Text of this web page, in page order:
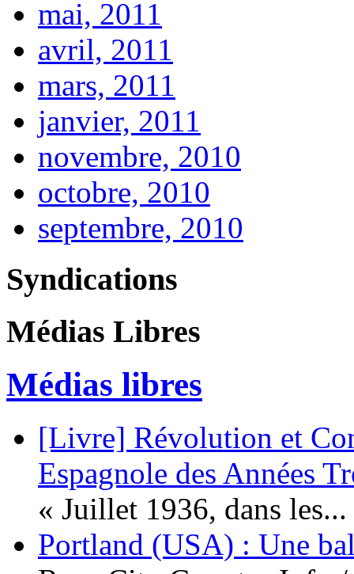
mai, 2011
avril, 2011
mars, 2011
janvier, 2011
novembre, 2010
octobre, 2010
septembre, 2010
Syndications
Médias Libres
Médias libres
[Livre] Révolution et
Espagnole des Années
« Juillet 1936, dans les...
Portland (USA) : Une